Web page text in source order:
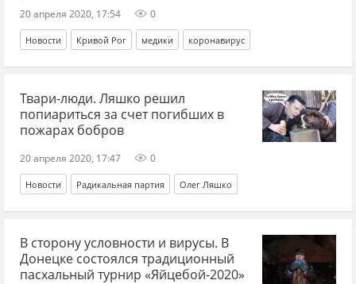
20 апреля 2020, 17:54 0
Новости Кривой Рог медики коронавирус
Твари-люди. Ляшко решил
попиариться за счет погибших в
пожарах бобров
20 апреля 2020, 17:47 0
Новости Радикальная партия Олег Ляшко
В сторону условности и вирусы. В
Донецке состоялся традиционный
пасхальный турнир «Яйцебой-2020»